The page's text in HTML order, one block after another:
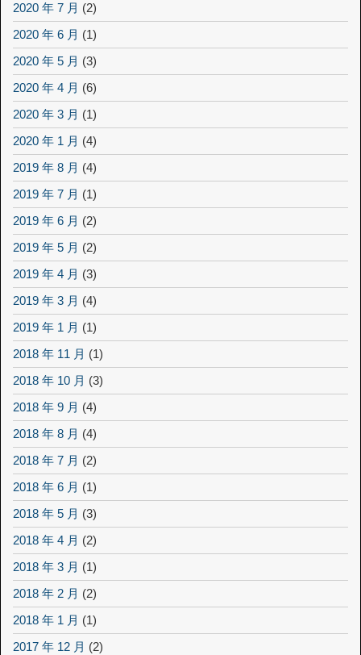
2020 年 7 月 (2)
2020 年 6 月 (1)
2020 年 5 月 (3)
2020 年 4 月 (6)
2020 年 3 月 (1)
2020 年 1 月 (4)
2019 年 8 月 (4)
2019 年 7 月 (1)
2019 年 6 月 (2)
2019 年 5 月 (2)
2019 年 4 月 (3)
2019 年 3 月 (4)
2019 年 1 月 (1)
2018 年 11 月 (1)
2018 年 10 月 (3)
2018 年 9 月 (4)
2018 年 8 月 (4)
2018 年 7 月 (2)
2018 年 6 月 (1)
2018 年 5 月 (3)
2018 年 4 月 (2)
2018 年 3 月 (1)
2018 年 2 月 (2)
2018 年 1 月 (1)
2017 年 12 月 (2)